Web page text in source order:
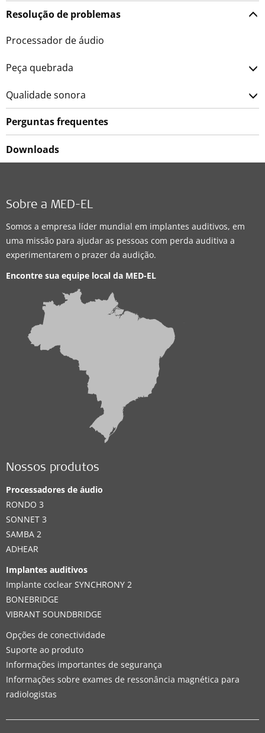
Resolução de problemas
Processador de áudio
Peça quebrada
Qualidade sonora
Perguntas frequentes
Downloads
Sobre a MED-EL
Somos a empresa líder mundial em implantes auditivos, em
uma missão para ajudar as pessoas com perda auditiva a
experimentarem o prazer da audição.
Encontre sua equipe local da MED-EL
Nossos produtos
Processadores de áudio
RONDO 3
SONNET 3
SAMBA 2
ADHEAR
Implantes auditivos
Implante coclear SYNCHRONY 2
BONEBRIDGE
VIBRANT SOUNDBRIDGE
Opções de conectividade
Suporte ao produto
Informações importantes de segurança
Informações sobre exames de ressonância magnética para
radiologistas